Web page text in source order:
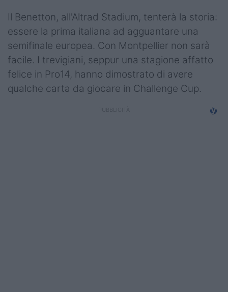
Challenge Cup
World Rugby
Rugby World Cup
Super Rugby
Il Benetton, all'Altrad Stadium, tenterà la storia:
essere la prima italiana ad agguantare una
semifinale europea. Con Montpellier non sarà
facile. I trevigiani, seppur una stagione affatto
felice in Pro14, hanno dimostrato di avere
qualche carta da giocare in Challenge Cup.